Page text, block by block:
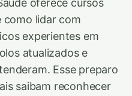
oferece cursos
como lidar com
experientes em
atualizados e
Esse preparo
saibam reconhecer